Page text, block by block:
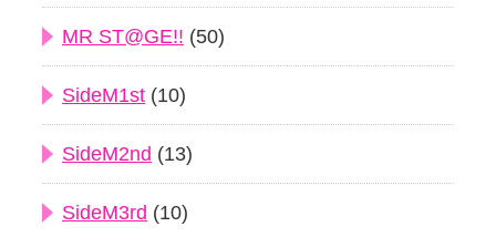
MR ST@GE!! (50)
SideM1st (10)
SideM2nd (13)
SideM3rd (10)